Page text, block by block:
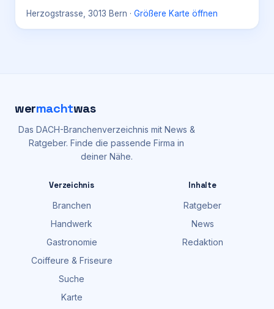
Herzogstrasse, 3013 Bern · Größere Karte öffnen
wermachtwas
Das DACH-Branchenverzeichnis mit News &
Ratgeber. Finde die passende Firma in
deiner Nähe.
Verzeichnis
Branchen
Handwerk
Gastronomie
Coiffeure & Friseure
Suche
Karte
Inhalte
Ratgeber
News
Redaktion